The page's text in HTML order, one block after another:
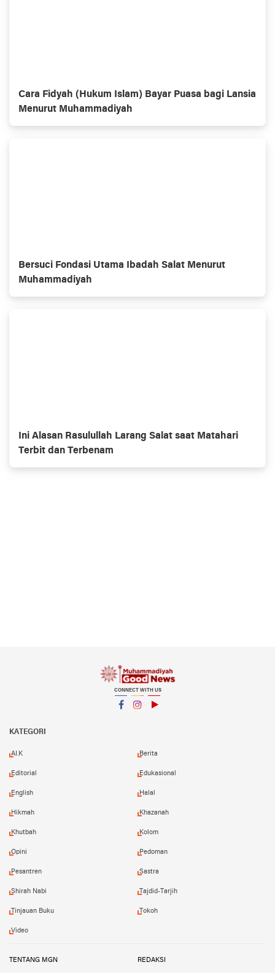
Cara Fidyah (Hukum Islam) Bayar Puasa bagi Lansia
Menurut Muhammadiyah
Bersuci Fondasi Utama Ibadah Salat Menurut
Muhammadiyah
Ini Alasan Rasulullah Larang Salat saat Matahari
Terbit dan Terbenam
CONNECT WITH US
KATEGORI
AI.K Berita
Editorial Edukasional
English Halal
Hikmah Khazanah
Khutbah Kolom
Opini Pedoman
Pesantren Sastra
Shirah Nabi Tajdid-Tarjih
Tinjauan Buku Tokoh
Video
TENTANG MGN REDAKSI